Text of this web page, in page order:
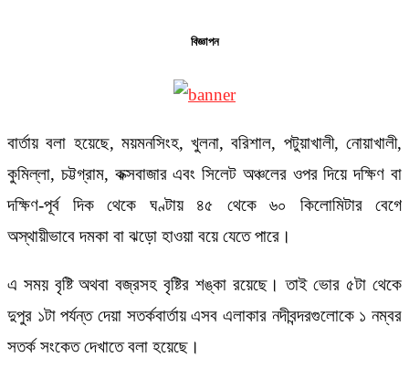
বিজ্ঞাপন
বার্তায় বলা হয়েছে, ময়মনসিংহ, খুলনা, বরিশাল, পটুয়াখালী, নোয়াখালী,
কুমিল্লা, চট্টগ্রাম, কক্সবাজার এবং সিলেট অঞ্চলের ওপর দিয়ে দক্ষিণ বা
দক্ষিণ-পূর্ব দিক থেকে ঘণ্টায় ৪৫ থেকে ৬০ কিলোমিটার বেগে
অস্থায়ীভাবে দমকা বা ঝড়ো হাওয়া বয়ে যেতে পারে।
এ সময় বৃষ্টি অথবা বজ্রসহ বৃষ্টির শঙ্কা রয়েছে। তাই ভোর ৫টা থেকে
দুপুর ১টা পর্যন্ত দেয়া সতর্কবার্তায় এসব এলাকার নদীবন্দরগুলোকে ১ নম্বর
সতর্ক সংকেত দেখাতে বলা হয়েছে।